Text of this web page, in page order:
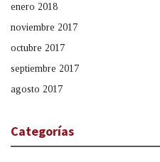
enero 2018
noviembre 2017
octubre 2017
septiembre 2017
agosto 2017
Categorías